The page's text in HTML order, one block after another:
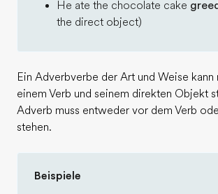
He ate the chocolate cake
the direct object)
Ein Adverbverbe der Art und Weise
einem Verb und seinem direkten Objekt
Adverb muss entweder vor dem Verb
stehen.
Beispiele